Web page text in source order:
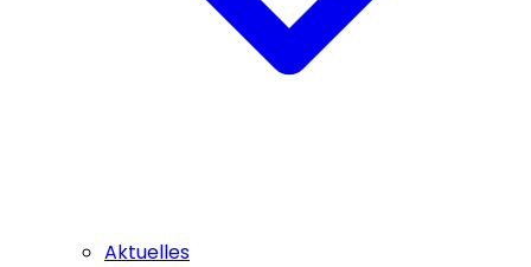
Aktuelles